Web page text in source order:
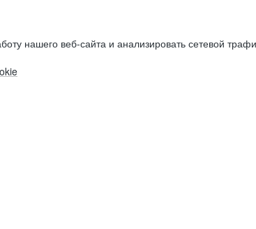
нашего веб-сайта и анализировать сетевой